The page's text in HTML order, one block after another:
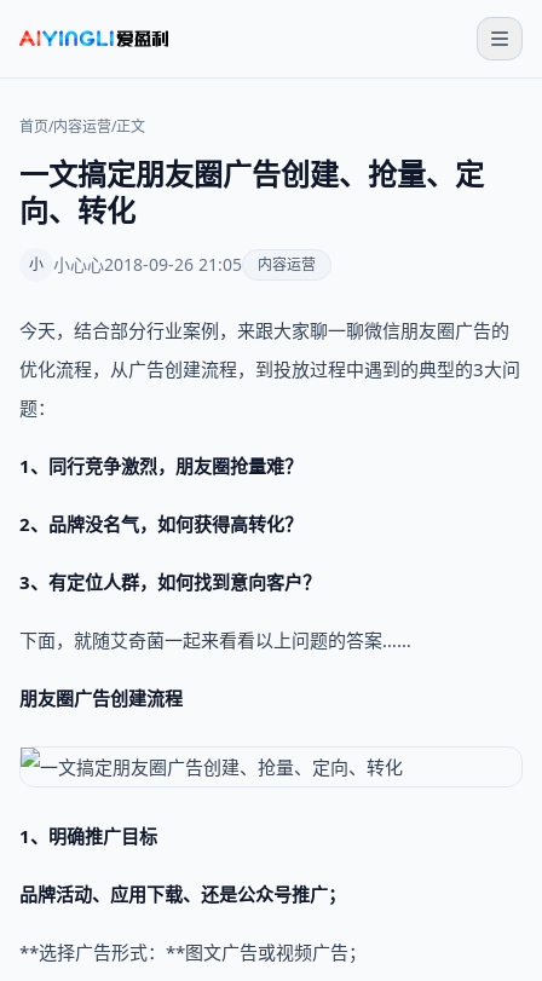
首页/内容运营/正文
一文搞定朋友圈广告创建、抢量、定
向、转化
小 小心心2018-09-26 21:05 内容运营
今天，结合部分行业案例，来跟大家聊一聊微信朋友圈广告的
优化流程，从广告创建流程，到投放过程中遇到的典型的3大问
题：
1、同行竞争激烈，朋友圈抢量难？
2、品牌没名气，如何获得高转化？
3、有定位人群，如何找到意向客户？
下面，就随艾奇菌一起来看看以上问题的答案……
朋友圈广告创建流程
1、明确推广目标
品牌活动、应用下载、还是公众号推广；
**选择广告形式：**图文广告或视频广告；